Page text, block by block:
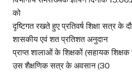
को
दृष्टिगत रखते हुए प्रतिवर्ष शिक्षा सत्र के
शासकीय एवं शत प्रतिशत अनुदान
प्राप्त शालाओं के शिक्षकों (सहायक
उस शैक्षणिक सत्र के अवसान (30